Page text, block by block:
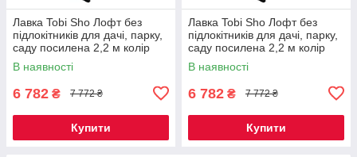
Лавка Tobi Sho Лофт без
підлокітників для дачі, парку,
саду посилена 2,2 м колір
горіх
В наявності
6 782 ₴ 7 772 ₴
Купити
Лавка Tobi Sho Лофт без
підлокітників для дачі, парку,
саду посилена 2,2 м колір
черешня
В наявності
6 782 ₴ 7 772 ₴
Купити